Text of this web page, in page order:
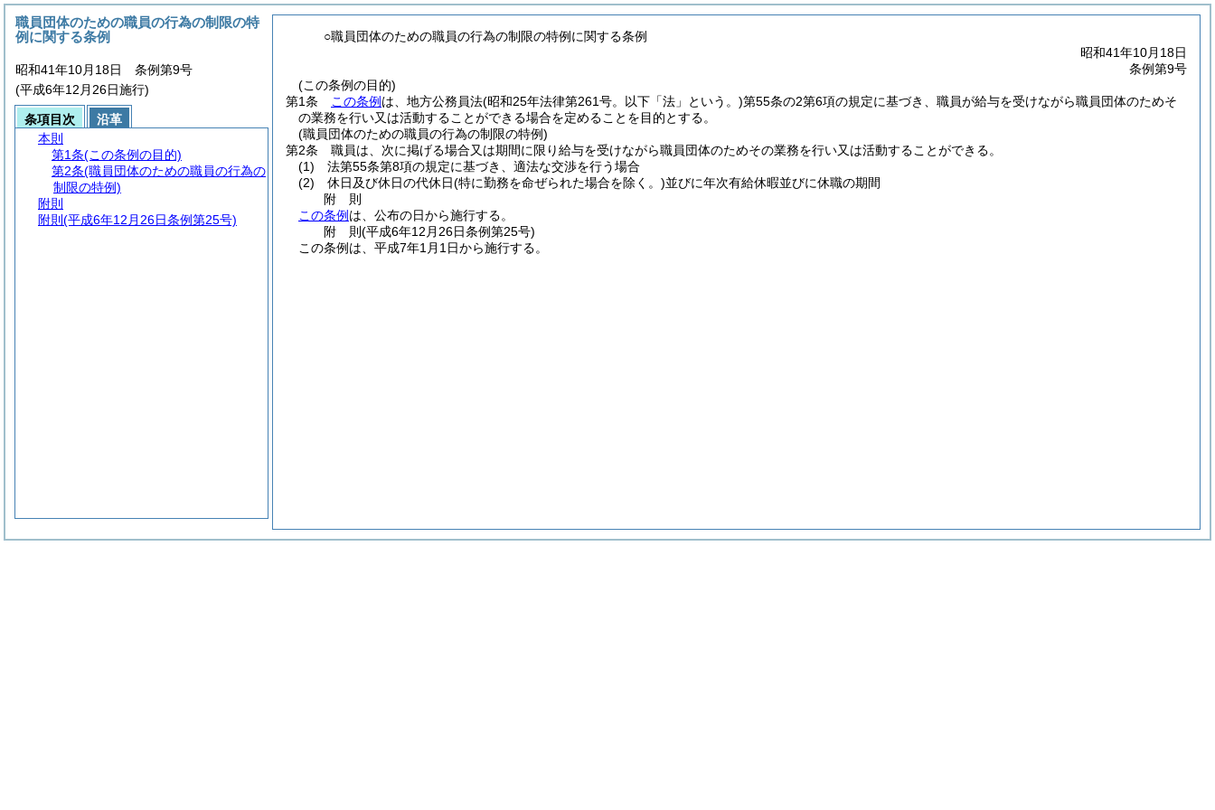
○職員団体のための職員の行為の制限の特例に関する条例
昭和41年10月18日
条例第9号
(この条例の目的)
第1条
この条例 は、地方公務員法(昭和25年法律第261号。以下「法」という。)第55条の2第6項の規定に基づき、職員が給与を受けながら職員団体のためそ
の業務を行い又は活動することができる場合を定めることを目的とする。
(職員団体のための職員の行為の制限の特例)
第2条
職員は、次に掲げる場合又は期間に限り給与を受けながら職員団体のためその業務を行い又は活動することができる。
(1)
法第55条第8項の規定に基づき、適法な交渉を行う場合
(2)
休日及び休日の代休日(特に勤務を命ぜられた場合を除く。)並びに年次有給休暇並びに休職の期間
附 則
この条例 は、公布の日から施行する。
附 則(平成6年12月26日条例第25号)
この条例は、平成7年1月1日から施行する。
職員団体のための職員の行為の制限の特
例に関する条例
昭和41年10月18日 条例第9号
(平成6年12月26日施行)
条項目次
沿革
本則
第1条(この条例の目的)
第2条(職員団体のための職員の行為の
制限の特例)
附則
附則 (平成6年12月26日条例第25号)